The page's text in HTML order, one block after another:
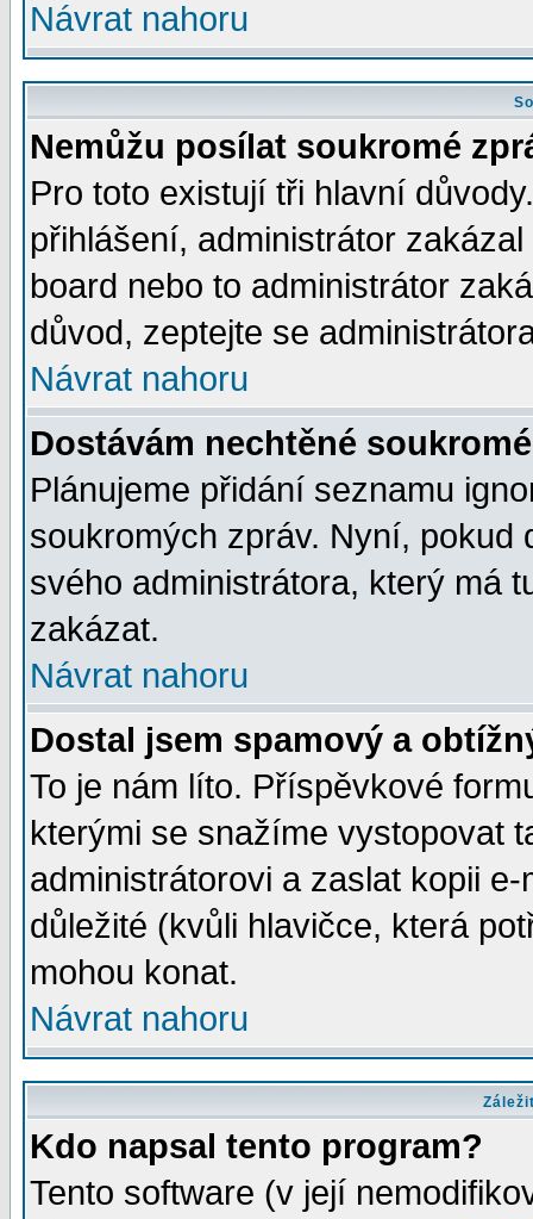
Návrat nahoru
Nemůžu posílat soukromé
Pro toto existují tři hlavní
přihlášení, administrátor
board nebo to administrátor
důvod, zeptejte se
Návrat nahoru
Dostávám nechtěné
Plánujeme přidání seznamu
soukromých zpráv. Nyní, pokud
svého administrátora, který má
zakázat.
Návrat nahoru
Dostal jsem spamový a
To je nám líto. Příspěvkové
kterými se snažíme vystopovat
administrátorovi a zaslat kopii
důležité (kvůli hlavičce, která
mohou konat.
Návrat nahoru
Kdo napsal tento program?
Tento software (v její